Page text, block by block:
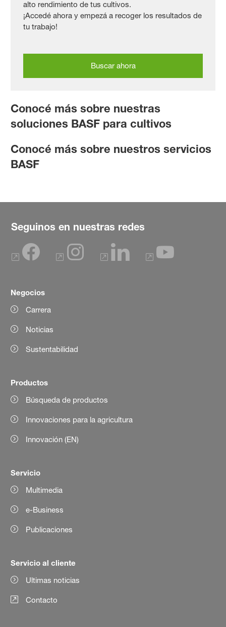
alto rendimiento de tus cultivos.
¡Accedé ahora y empezá a recoger los resultados de
tu trabajo!
Buscar ahora
Conocé más sobre nuestras
soluciones BASF para cultivos
Conocé más sobre nuestros servicios
BASF
Seguinos en nuestras redes
Negocios
Carrera
Noticias
Sustentabilidad
Productos
Búsqueda de productos
Innovaciones para la agricultura
Innovación (EN)
Servicio
Multimedia
e-Business
Publicaciones
Servicio al cliente
Ultimas noticias
Contacto